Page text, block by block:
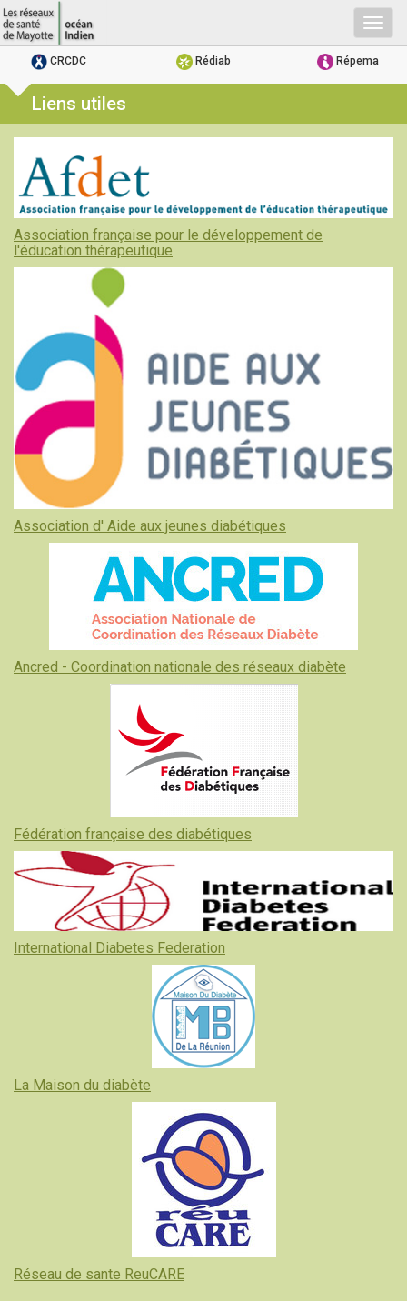
CRCDC Rédiab Répema
Liens utiles
Association française pour le développement de
l'éducation thérapeutique
Association d' Aide aux jeunes diabétiques
Ancred - Coordination nationale des réseaux diabète
Fédération française des diabétiques
International Diabetes Federation
La Maison du diabète
Réseau de sante ReuCARE